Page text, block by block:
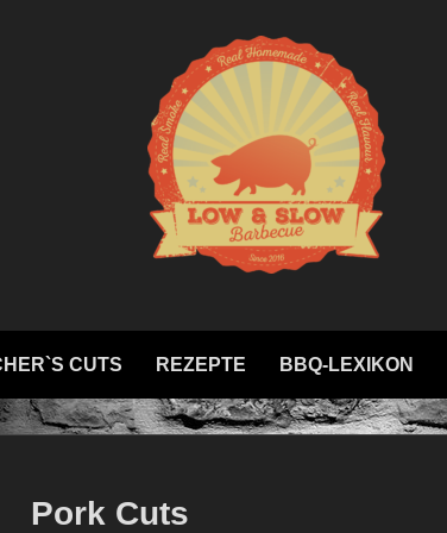
CUTS REZEPTE BBQ-LEXIKON
Pork Cuts